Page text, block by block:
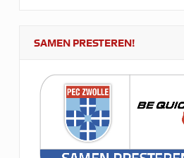
SAMEN PRESTEREN!